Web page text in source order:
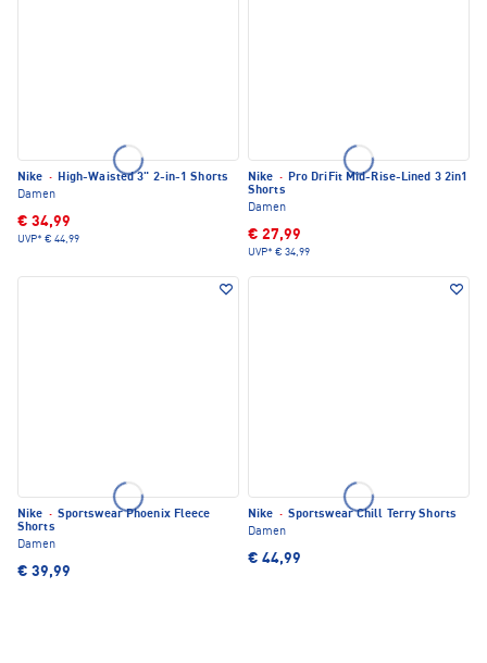
Nike · High-Waisted 3" 2-in-1 Shorts
Damen
€ 34,99
UVP* € 44,99
Nike · Pro DriFit Mid-Rise-Lined 3 2in1
Shorts
Damen
€ 27,99
UVP* € 34,99
Nike · Sportswear Phoenix Fleece
Shorts
Damen
€ 39,99
Nike · Sportswear Chill Terry Shorts
Damen
€ 44,99